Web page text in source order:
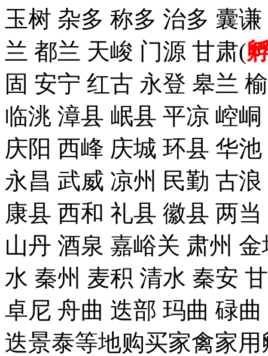
玉树 杂多 称多 治多 囊
兰 都兰 天峻 门源 甘肃(
固 安宁 红古 永登 皋兰
临洮 漳县 岷县 平凉 崆
庆阳 西峰 庆城 环县 华
永昌 武威 凉州 民勤 古
康县 西和 礼县 徽县 两
山丹 酒泉 嘉峪关 肃州
水 秦州 麦积 清水 秦安
卓尼 舟曲 迭部 玛曲 碌
迭景泰等地购买家禽家